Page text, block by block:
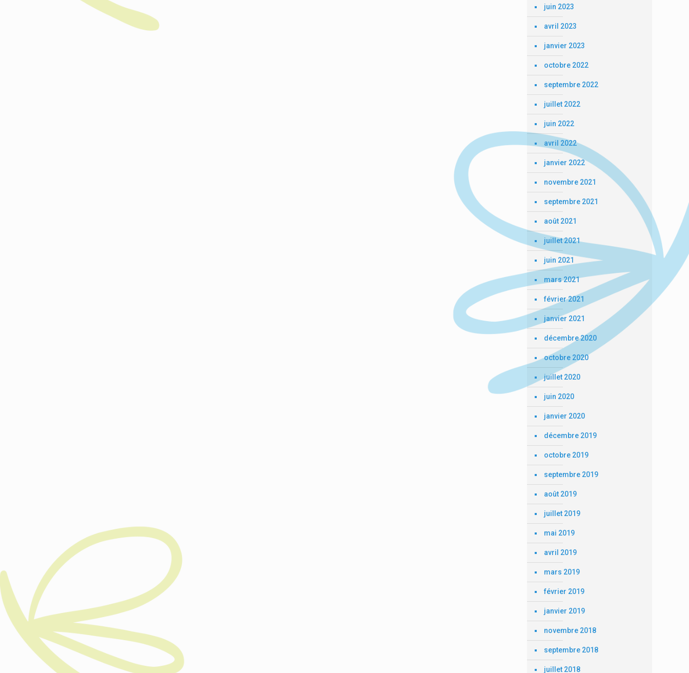
juin 2023
avril 2023
janvier 2023
octobre 2022
septembre 2022
juillet 2022
juin 2022
avril 2022
janvier 2022
novembre 2021
septembre 2021
août 2021
juillet 2021
juin 2021
mars 2021
février 2021
janvier 2021
décembre 2020
octobre 2020
juillet 2020
juin 2020
janvier 2020
décembre 2019
octobre 2019
septembre 2019
août 2019
juillet 2019
mai 2019
avril 2019
mars 2019
février 2019
janvier 2019
novembre 2018
septembre 2018
juillet 2018